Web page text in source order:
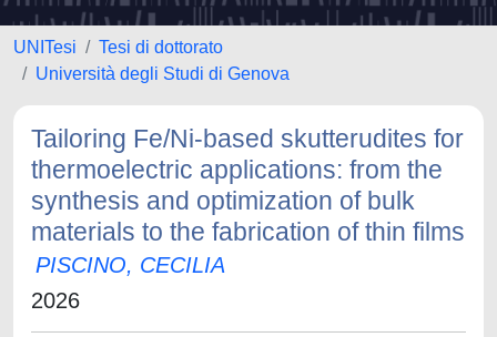
UNITesi
Tesi di dottorato
Università degli Studi di Genova
Tailoring Fe/Ni-based skutterudites for
thermoelectric applications: from the
synthesis and optimization of bulk
materials to the fabrication of thin films
PISCINO, CECILIA
2026